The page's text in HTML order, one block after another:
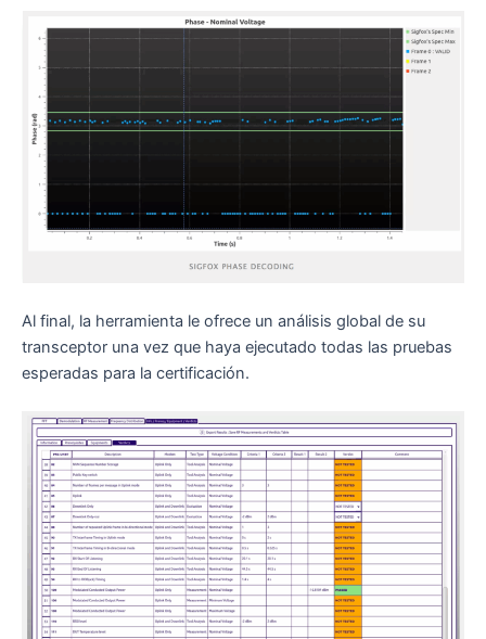
Al final, la herramienta le ofrece un análisis global de su
transceptor una vez que haya ejecutado todas las pruebas
esperadas para la certificación.